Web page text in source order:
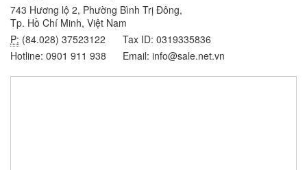
743 Hương lộ 2, Phường Bình Trị Đông,
Tp. Hồ Chí Minh, Việt Nam
P: (84.028) 37523122
Tax ID: 0319335836
Hotline: 0901 911 938
Email: info@sale.net.vn